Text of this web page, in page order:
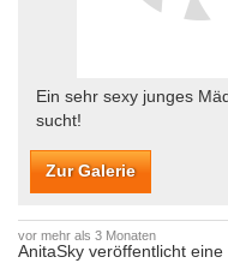
Ein sehr sexy junges
sucht!
Zur Galerie
vor mehr als 3 Monaten
AnitaSky veröffentlicht